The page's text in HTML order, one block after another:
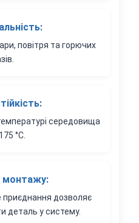
повітря та горючих
середовища
°C.
монтажу:
приєднання дозволяє
деталь у систему.